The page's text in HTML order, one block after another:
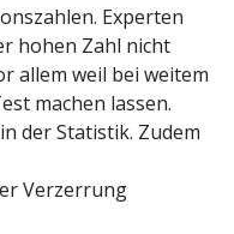
Experten
hohen Zahl nicht
allem weil bei weitem
machen lassen.
der Statistik. Zudem
Verzerrung